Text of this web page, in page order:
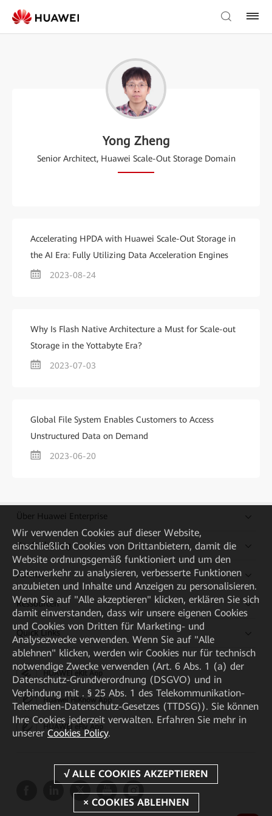
Yong Zheng
Senior Architect, Huawei Scale-Out Storage Domain
Accelerating HPDA with Huawei Scale-Out Storage in
the AI Era: Fully Utilizing Data Acceleration Engines
2023-08-24
Why Is Flash Native Architecture a Must for Scale-out
Storage in the Yottabyte Era?
2023-07-03
Global File System Enables Customers to Access
Unstructured Data on Demand
2023-06-20
Über Huawei Enterprise
Kaufanleitung
Partner
Ressourcen
Quick Links
HUAWEI eKit App
Huawei HiKnow App
HUAWEI eFly App
Wir verwenden Cookies auf dieser Website,
einschließlich Cookies von Drittanbietern, damit die
Website ordnungsgemäß funktioniert und um den
Datenverkehr zu analysieren, verbesserte Funktionen
anzubieten und Inhalte und Anzeigen zu personalisieren.
Wenn Sie auf "Alle akzeptieren" klicken, erklären Sie sich
damit einverstanden, dass wir unsere eigenen Cookies
und Cookies von Dritten für Marketing- und
Analysezwecke verwenden. Wenn Sie auf "Alle
ablehnen" klicken, werden wir Cookies nur für technisch
notwendige Zwecke verwenden (Art. 6 Abs. 1 (a) der
Datenschutz-Grundverordnung (DSGVO) und in
Verbindung mit . § 25 Abs. 1 des Telekommunikation-
Telemedien-Datenschutz-Gesetzes (TTDSG)). Sie können
Ihre Cookies jederzeit verwalten. Erfahren Sie mehr in
unserer Cookies Policy.